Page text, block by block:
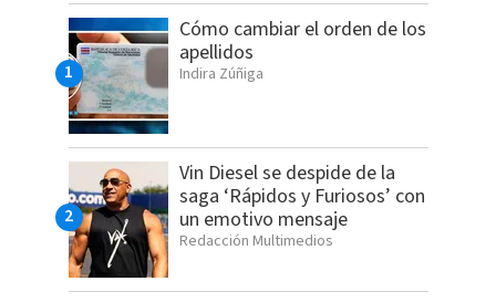
Cómo cambiar el orden de los
apellidos
Indira Zúñiga
Vin Diesel se despide de la
saga ‘Rápidos y Furiosos’ con
un emotivo mensaje
Redacción Multimedios